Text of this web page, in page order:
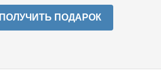
ПОЛУЧИТЬ ПОДАРОК